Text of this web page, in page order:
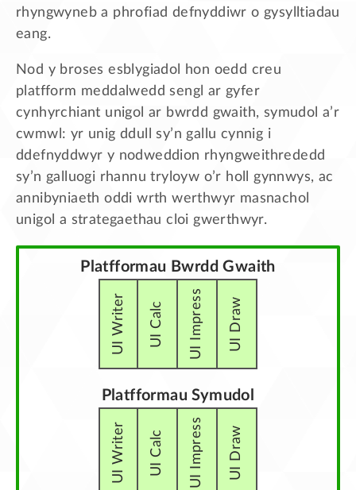
rhyngwyneb a phrofiad defnyddiwr o gysylltiadau
eang.
Nod y broses esblygiadol hon oedd creu
platfform meddalwedd sengl ar gyfer
cynhyrchiant unigol ar bwrdd gwaith, symudol a’r
cwmwl: yr unig ddull sy’n gallu cynnig i
ddefnyddwyr y nodweddion rhyngweithrededd
sy’n galluogi rhannu tryloyw o’r holl gynnwys, ac
annibyniaeth oddi wrth werthwyr masnachol
unigol a strategaethau cloi gwerthwyr.
Platfformau Bwrdd Gwaith
UI Writer UI Calc UI Impress UI Draw
Platfformau Symudol
UI Writer UI Calc UI Impress UI Draw